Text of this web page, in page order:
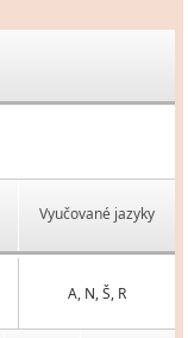
Vyučované jazyky
A, N, Š, R